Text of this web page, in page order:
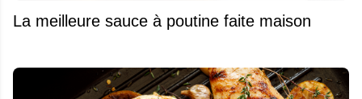
La meilleure sauce à poutine faite maison